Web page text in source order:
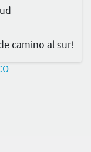
camino al sur!